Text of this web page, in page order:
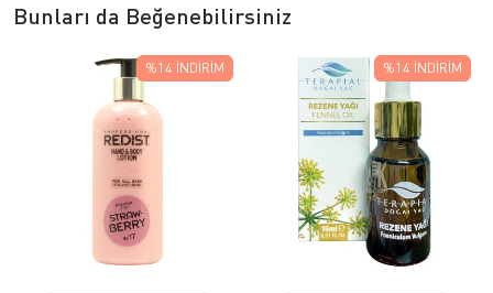
Bunları da Beğenebilirsiniz
%14 İNDIRIM %14 İNDIRIM